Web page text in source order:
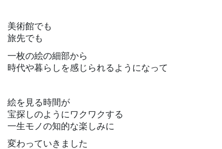
美術館でも
旅先でも
一枚の絵の細部から
時代や暮らしを感じられるようになって
絵を見る時間が
宝探しのようにワクワクする
一生モノの知的な楽しみに
変わっていきました